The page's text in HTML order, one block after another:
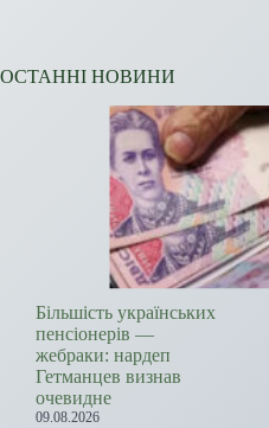
ОСТАННІ НОВИНИ
Більшість українських
пенсіонерів —
жебраки: нардеп
Гетманцев визнав
очевидне
09.08.2026